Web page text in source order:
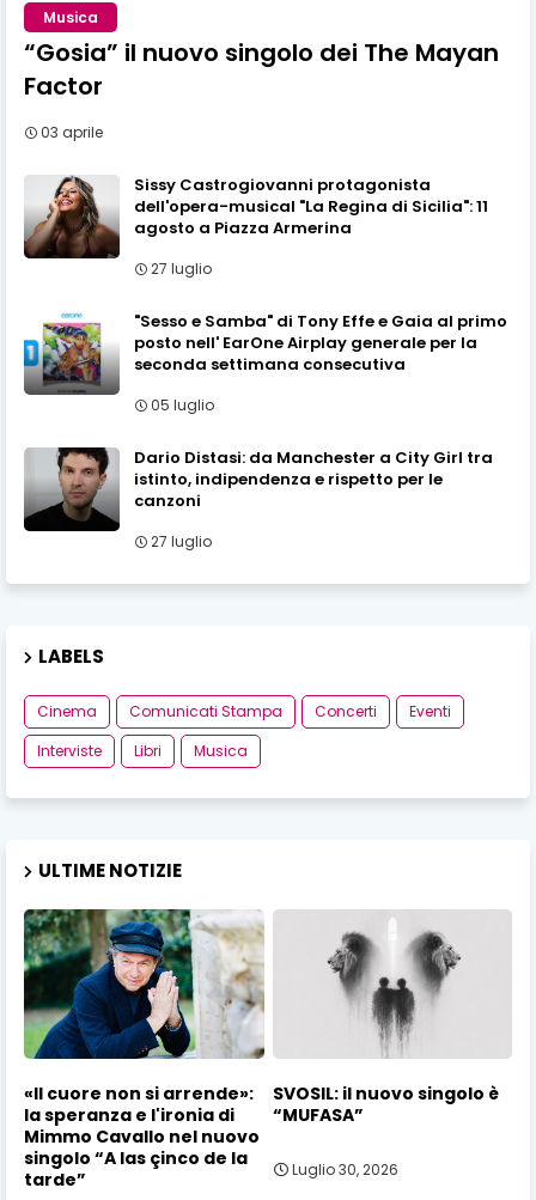
Musica
“Gosia” il nuovo singolo dei The Mayan
Factor
03 aprile
Sissy Castrogiovanni protagonista
dell'opera-musical "La Regina di Sicilia": 11
agosto a Piazza Armerina
27 luglio
"Sesso e Samba" di Tony Effe e Gaia al primo
posto nell' EarOne Airplay generale per la
seconda settimana consecutiva
05 luglio
Dario Distasi: da Manchester a City Girl tra
istinto, indipendenza e rispetto per le
canzoni
27 luglio
LABELS
Cinema Comunicati Stampa Concerti
Eventi
Interviste
Libri Musica
ULTIME NOTIZIE
«Il cuore non si arrende»:
la speranza e l'ironia di
Mimmo Cavallo nel nuovo
singolo “A las çinco de la
tarde”
SVOSIL: il nuovo singolo è
“MUFASA”
Luglio 30, 2026